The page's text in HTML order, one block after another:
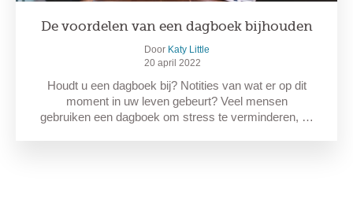
De voordelen van een dagboek bijhouden
Door Katy Little
20 april 2022
Houdt u een dagboek bij? Notities van wat er op dit
moment in uw leven gebeurt? Veel mensen
gebruiken een dagboek om stress te verminderen, …